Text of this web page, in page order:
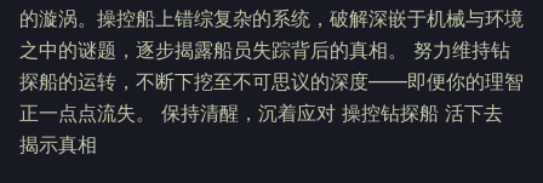
的漩涡。操控船上错综复杂的系统，破解深嵌于机械与环境
之中的谜题，逐步揭露船员失踪背后的真相。 努力维持钻
探船的运转，不断下挖至不可思议的深度——即便你的理智
正一点点流失。 保持清醒，沉着应对 操控钻探船 活下去
揭示真相